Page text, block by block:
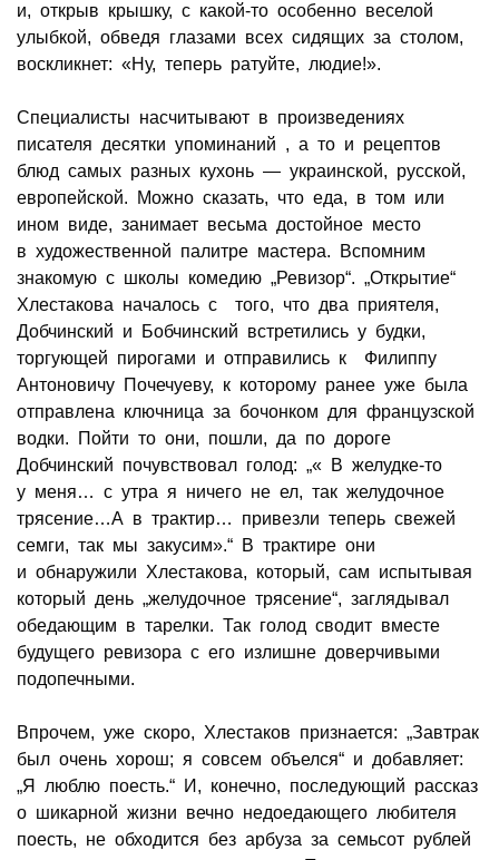
и, открыв крышку, с какой-то особенно веселой
улыбкой, обведя глазами всех сидящих за столом,
воскликнет: «Ну, теперь ратуйте, людие!».
Специалисты насчитывают в произведениях
писателя десятки упоминаний , а то и рецептов
блюд самых разных кухонь — украинской, русской,
европейской. Можно сказать, что еда, в том или
ином виде, занимает весьма достойное место
в художественной палитре мастера. Вспомним
знакомую с школы комедию „Ревизор“. „Открытие“
Хлестакова началось с того, что два приятеля,
Добчинский и Бобчинский встретились у будки,
торгующей пирогами и отправились к Филиппу
Антоновичу Почечуеву, к которому ранее уже была
отправлена ключница за бочонком для французской
водки. Пойти то они, пошли, да по дороге
Добчинский почувствовал голод: „« В желудке-то
у меня… с утра я ничего не ел, так желудочное
трясение…А в трактир… привезли теперь свежей
семги, так мы закусим».“ В трактире они
и обнаружили Хлестакова, который, сам испытывая
который день „желудочное трясение“, заглядывал
обедающим в тарелки. Так голод сводит вместе
будущего ревизора с его излишне доверчивыми
подопечными.
Впрочем, уже скоро, Хлестаков признается: „Завтрак
был очень хорош; я совсем объелся“ и добавляет:
„Я люблю поесть.“ И, конечно, последующий рассказ
о шикарной жизни вечно недоедающего любителя
поесть, не обходится без арбуза за семьсот рублей